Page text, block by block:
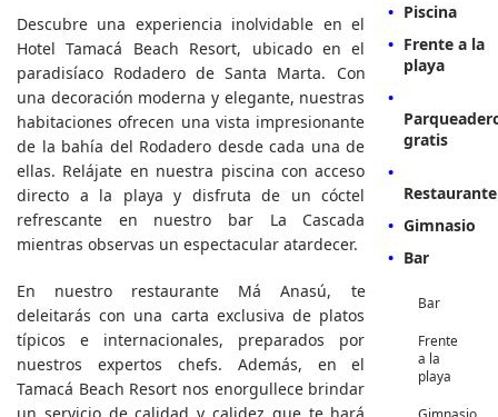
Descubre una experiencia inolvidable en el
Hotel Tamacá Beach Resort, ubicado en el
paradisíaco Rodadero de Santa Marta. Con
una decoración moderna y elegante, nuestras
habitaciones ofrecen una vista impresionante
de la bahía del Rodadero desde cada una de
ellas. Relájate en nuestra piscina con acceso
directo a la playa y disfruta de un cóctel
refrescante en nuestro bar La Cascada
mientras observas un espectacular atardecer.
En nuestro restaurante Má Anasú, te
deleitarás con una carta exclusiva de platos
típicos e internacionales, preparados por
nuestros expertos chefs. Además, en el
Tamacá Beach Resort nos enorgullece brindar
Piscina
Frente a la
playa
gratis
Restaurante
Gimnasio
Bar
Bar
Frente
a la
playa